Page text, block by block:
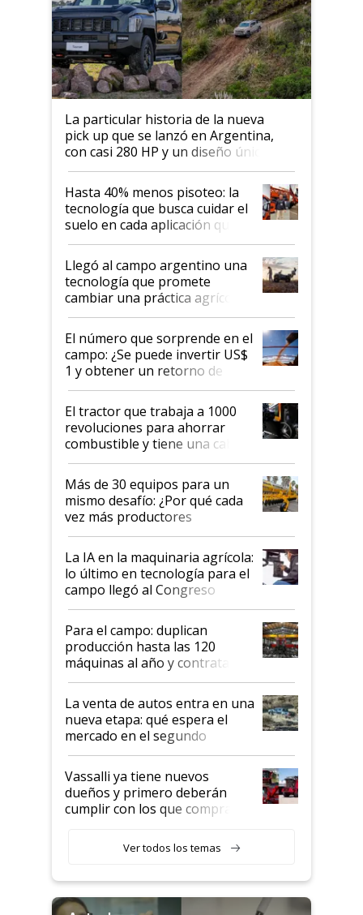
La particular historia de la nueva
pick up que se lanzó en Argentina,
con casi 280 HP y un diseño único: a
cuánto se vende
Hasta 40% menos pisoteo: la
tecnología que busca cuidar el
suelo en cada aplicación que
llevó Jacto al Congreso
Aapresid 2026
Llegó al campo argentino una
tecnología que promete
cambiar una práctica agrícola
clave: ¿Y si analizar el suelo
fuera tan simple como apretar
un botón?
El número que sorprende en el
campo: ¿Se puede invertir US$
1 y obtener un retorno de
hasta US$ 10 en agricultura?
El tractor que trabaja a 1000
revoluciones para ahorrar
combustible y tiene una cabina
que parece una computadora:
lo último en el mundo,
disponible en Argentina
Más de 30 equipos para un
mismo desafío: ¿Por qué cada
vez más productores
incorporan fertilizante bajo
tierra?
La IA en la maquinaria agrícola:
lo último en tecnología para el
campo llegó al Congreso
Aapresid 2026
Para el campo: duplican
producción hasta las 120
máquinas al año y contratan
especialistas de la industria
automotriz para lograrlo
La venta de autos entra en una
nueva etapa: qué espera el
mercado en el segundo
semestre
Vassalli ya tiene nuevos
dueños y primero deberán
cumplir con los que compraron
recibieron: quién está detrás
del rescate de la empresa
Ver todos los temas